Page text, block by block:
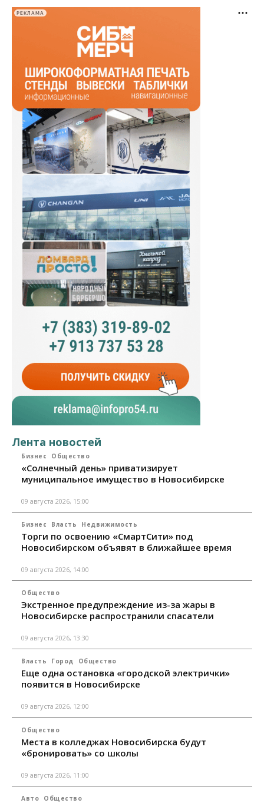
РЕКЛАМА
Лента новостей
Бизнес Общество
«Солнечный день» приватизирует
муниципальное имущество в Новосибирске
09 августа 2026, 15:00
Бизнес Власть Недвижимость
Торги по освоению «СмартСити» под
Новосибирском объявят в ближайшее время
09 августа 2026, 14:00
Общество
Экстренное предупреждение из-за жары в
Новосибирске распространили спасатели
09 августа 2026, 13:30
Власть Город Общество
Еще одна остановка «городской электрички»
появится в Новосибирске
09 августа 2026, 12:00
Общество
Места в колледжах Новосибирска будут
«бронировать» со школы
09 августа 2026, 11:00
Авто Общество